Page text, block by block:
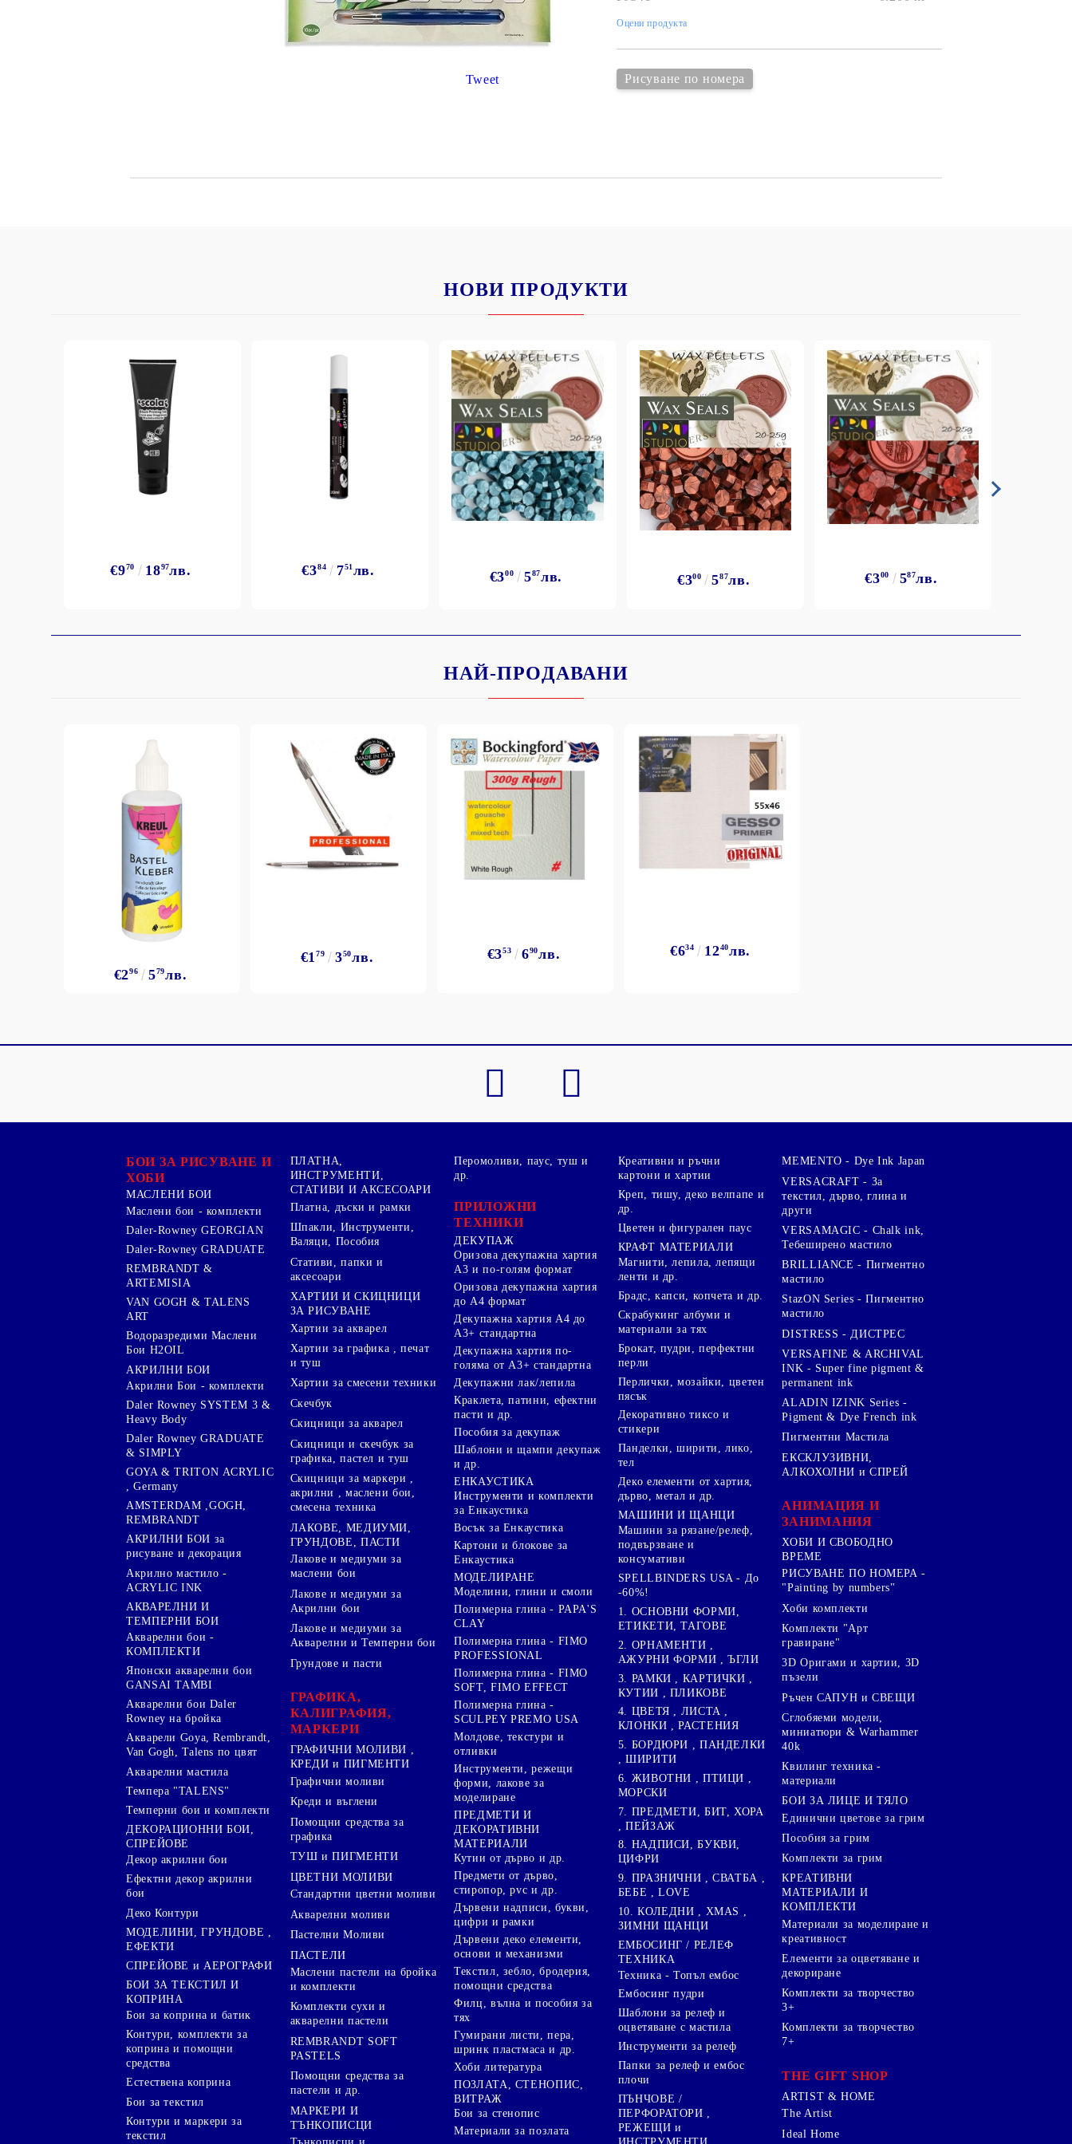
Моят профил
Гумирани листи, пера, шринк пластмаса и др.
StazON Series - Пигментно мастило
DISTRESS - ДИСТРЕС
VERSAFINE & ARCHIVAL INK -
Super fine pigment & permanent ink
ALADIN IZINK Series - Pigment & Dye
Креативни и ръчни картони и хартии
Tweet
Оцени продукта
Рисуване по номера
НОВИ ПРОДУКТИ
€970 1897лв. €384 751лв. €300 587лв. €300 587лв. €300 587лв.
НАЙ-ПРОДАВАНИ
€296 579лв.
€179 350лв. €353 690лв. €634 1240лв.
БОИ ЗА РИСУВАНЕ И
ХОБИ
МАСЛЕНИ БОИ
Маслени бои - комплекти
Daler-Rowney GEORGIAN
Daler-Rowney GRADUATE
REMBRANDT &
ARTEMISIA
VAN GOGH & TALENS
ART
Водоразредими Маслени
Бои H2OIL
АКРИЛНИ БОИ
Акрилни Бои - комплекти
Daler Rowney SYSTEM 3 &
Heavy Body
Daler Rowney GRADUATE
& SIMPLY
GOYA & TRITON АCRYLIC
, Germany
AMSTERDAM ,GOGH,
REMBRANDT
АКРИЛНИ БОИ за
рисуване и декорация
Акрилно мастило -
ACRYLIC INK
АКВАРЕЛНИ И
ТЕМПЕРНИ БОИ
Акварелни бои -
КОМПЛЕКТИ
Японски акварелни бои
GANSAI TAMBI
Акварелни бои Daler
Rowney на бройка
Акварели Goya, Rembrandt,
Van Gogh, Talens по цвят
Акварелни мастила
Темпера "TALENS"
Темперни бои и комплекти
ДЕКОРАЦИОННИ БОИ,
СПРЕЙОВЕ
Декор акрилни бои
Ефектни декор акрилни
бои
Деко Контури
МОДЕЛИНИ, ГРУНДОВЕ ,
ЕФЕКТИ
СПРЕЙОВЕ и АЕРОГРАФИ
БОИ ЗА ТЕКСТИЛ И
КОПРИНА
Бои за коприна и батик
Контури, комплекти за
коприна и помощни
средства
Естествена коприна
Бои за текстил
Контури и маркери за
текстил
ПЛАТНА,
ИНСТРУМЕНТИ,
СТАТИВИ И АКСЕСОАРИ
Платна, дъски и рамки
Шпакли, Инструменти,
Валяци, Пособия
Стативи, папки и
аксесоари
ХАРТИИ И СКИЦНИЦИ
ЗА РИСУВАНЕ
Хартии за акварел
Хартии за графика , печат
и туш
Хартии за смесени техники
Скечбук
Скицници за акварел
Скицници и скечбук за
графика, пастел и туш
Скицници за маркери ,
акрилни , маслени бои,
смесена техника
ЛАКОВЕ, МЕДИУМИ,
ГРУНДОВЕ, ПАСТИ
Лакове и медиуми за
маслени бои
Лакове и медиуми за
Акрилни бои
Лакове и медиуми за
Акварелни и Темперни бои
Грундове и пасти
ГРАФИКА,
КАЛИГРАФИЯ,
МАРКЕРИ
ГРАФИЧНИ МОЛИВИ ,
КРЕДИ и ПИГМЕНТИ
Графични моливи
Креди и въглени
Помощни средства за
графика
ТУШ и ПИГМЕНТИ
ЦВЕТНИ МОЛИВИ
Стандартни цветни моливи
Акварелни моливи
Пастелни Моливи
ПАСТЕЛИ
Маслени пастели на бройка
и комплекти
Комплекти сухи и
акварелни пастели
REMBRANDT SOFT
PASTELS
Помощни средства за
пастели и др.
МАРКЕРИ И
ТЪНКОПИСЦИ
Перомоливи, паус, туш и
др.
ПРИЛОЖНИ
ТЕХНИКИ
ДЕКУПАЖ
Оризова декупажна хартия
А3 и по-голям формат
Оризова декупажна хартия
до А4 формат
Декупажна хартия А4 до
А3+ стандартна
Декупажна хартия по-
голяма от А3+ стандартна
Декупажни лак/лепила
Краклета, патини, ефектни
пасти и др.
Пособия за декупаж
Шаблони и щампи декупаж
и др.
ЕНКАУСТИКА
Инструменти и комплекти
за Енкаустика
Восък за Енкаустика
Картони и блокове за
Енкаустика
МОДЕЛИРАНЕ
Моделини, глини и смоли
Полимерна глина - PAPA'S
CLAY
Полимерна глина - FIMO
PROFESSIONAL
Полимерна глина - FIMO
SOFT, FIMO EFFECT
Полимерна глина -
SCULPEY PREMO USA
Молдове, текстури и
отливки
Инструменти, режещи
форми, лакове за
моделиране
ПРЕДМЕТИ И
ДЕКОРАТИВНИ
МАТЕРИАЛИ
Кутии от дърво и др.
Предмети от дърво,
стиропор, pvc и др.
Дървени надписи, букви,
цифри и рамки
Дървени деко елементи,
основи и механизми
Текстил, зебло, бродерия,
помощни средства
Филц, вълна и пособия за
тях
Гумирани листи, пера,
шринк пластмаса и др.
Хоби литература
ПОЗЛАТА, СТЕНОПИС,
ВИТРАЖ
Бои за стенопис
Материали за позлата
Креативни и ръчни
картони и хартии
Креп, тишу, деко велпапе и
др.
Цветен и фигурален паус
КРАФТ МАТЕРИАЛИ
Магнити, лепила, лепящи
ленти и др.
Брадс, капси, копчета и др.
Скрабукинг албуми и
материали за тях
Брокат, пудри, перфектни
перли
Перлички, мозайки, цветен
пясък
Декоративно тиксо и
стикери
Панделки, ширити, лико,
тел
Деко елементи от хартия,
дърво, метал и др.
МАШИНИ И ЩАНЦИ
Машини за рязане/релеф,
подвързване и
консумативи
SPELLBINDERS USA - До
-60%!
1. ОСНОВНИ ФОРМИ,
ЕТИКЕТИ, ТАГОВЕ
2. ОРНАМЕНТИ ,
АЖУРНИ ФОРМИ , ЪГЛИ
3. РАМКИ , КАРТИЧКИ ,
КУТИИ , ПЛИКОВЕ
4. ЦВЕТЯ , ЛИСТА ,
КЛОНКИ , РАСТЕНИЯ
5. БОРДЮРИ , ПАНДЕЛКИ
, ШИРИТИ
6. ЖИВОТНИ , ПТИЦИ ,
МОРСКИ
7. ПРЕДМЕТИ, БИТ, ХОРА
, ПЕЙЗАЖ
8. НАДПИСИ, БУКВИ,
ЦИФРИ
9. ПРАЗНИЧНИ , СВАТБА ,
БЕБЕ , LOVE
10. КОЛЕДНИ , XMAS ,
ЗИМНИ ЩАНЦИ
ЕМБОСИНГ / РЕЛЕФ
ТЕХНИКА
Техника - Топъл ембос
Ембосинг пудри
Шаблони за релеф и
оцветяване с мастила
Инструменти за релеф
Папки за релеф и ембос
плочи
ПЪНЧОВЕ /
ПЕРФОРАТОРИ ,
РЕЖЕЩИ и
MEMENTO - Dye Ink Japan
VERSACRAFT - За
текстил, дърво, глина и
други
VERSAMAGIC - Chalk ink,
Тебеширено мастило
BRILLIANCE - Пигментно
мастило
StazON Series - Пигментно
мастило
DISTRESS - ДИСТРЕС
VERSAFINE & ARCHIVAL
INK - Super fine pigment &
permanent ink
ALADIN IZINK Series -
Pigment & Dye French ink
Пигментни Мастила
ЕКСКЛУЗИВНИ,
АЛКОХОЛНИ и СПРЕЙ
АНИМАЦИЯ И
ЗАНИМАНИЯ
ХОБИ И СВОБОДНО
ВРЕМЕ
РИСУВАНЕ ПО НОМЕРА -
"Painting by numbers"
Хоби комплекти
Комплекти "Арт
гравиране"
3D Оригами и хартии, 3D
пъзели
Ръчен САПУН и СВЕЩИ
Сглобяеми модели,
миниатюри & Warhammer
40k
Квилинг техника -
материали
БОИ ЗА ЛИЦЕ И ТЯЛО
Единични цветове за грим
Пособия за грим
Комплекти за грим
КРЕАТИВНИ
МАТЕРИАЛИ И
КОМПЛЕКТИ
Mатериали за моделиране и
креативност
Елементи за оцветяване и
декориране
Комплекти за творчество
3+
Комплекти за творчество
7+
THE GIFT SHOP
ARTIST & HOME
The Artist
Ideal Home